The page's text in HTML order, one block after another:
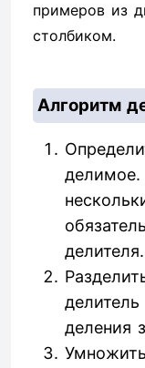
примеров из
столбиком.
Алгоритм
делимое.
делителя.
делитель
деления